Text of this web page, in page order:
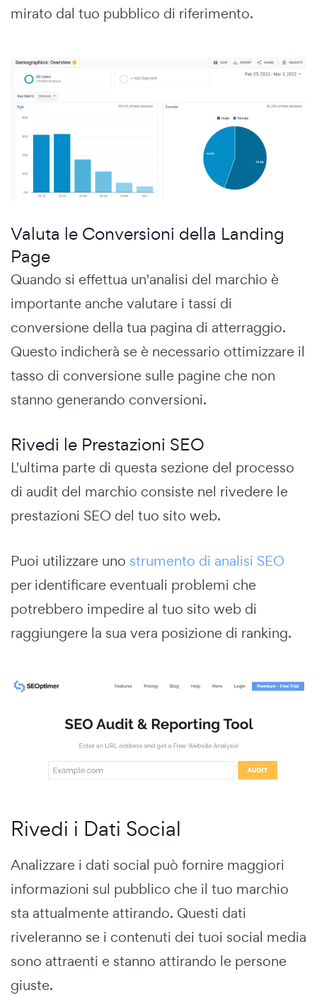
mirato dal tuo pubblico di riferimento.
Valuta le Conversioni della Landing
Page
Quando si effettua un'analisi del marchio è
importante anche valutare i tassi di
conversione della tua pagina di atterraggio.
Questo indicherà se è necessario ottimizzare il
tasso di conversione sulle pagine che non
stanno generando conversioni.
Rivedi le Prestazioni SEO
L'ultima parte di questa sezione del processo
di audit del marchio consiste nel rivedere le
prestazioni SEO del tuo sito web.
Puoi utilizzare uno strumento di analisi SEO
per identificare eventuali problemi che
potrebbero impedire al tuo sito web di
raggiungere la sua vera posizione di ranking.
Rivedi i Dati Social
Analizzare i dati social può fornire maggiori
informazioni sul pubblico che il tuo marchio
sta attualmente attirando. Questi dati
riveleranno se i contenuti dei tuoi social media
sono attraenti e stanno attirando le persone
giuste.